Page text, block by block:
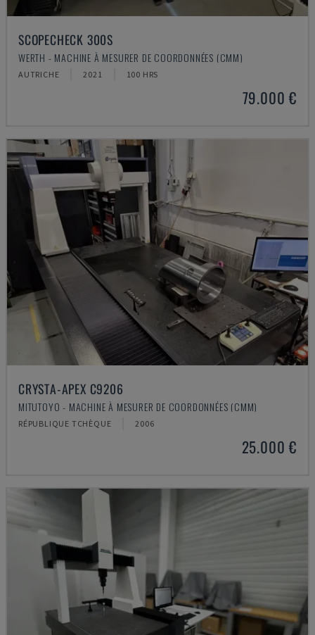
SCOPECHECK 300S
WERTH - MACHINE À MESURER DE COORDONNÉES (CMM)
AUTRICHE 2021 100 HRS
79.000 €
CRYSTA-APEX C9206
MITUTOYO - MACHINE À MESURER DE COORDONNÉES (CMM)
RÉPUBLIQUE TCHÈQUE 2006
25.000 €